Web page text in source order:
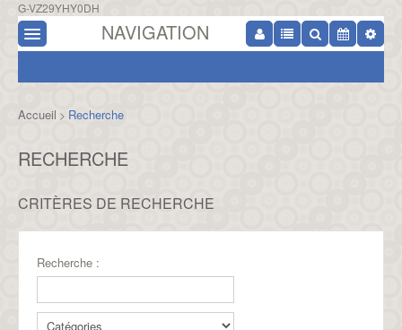
G-VZ29YHY0DH
NAVIGATION
Accueil > Recherche
RECHERCHE
CRITÈRES DE RECHERCHE
Recherche :